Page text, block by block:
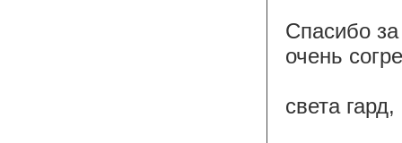
Спасибо
очень
cвета